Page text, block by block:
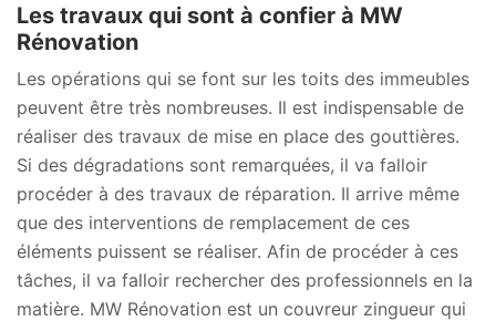
Les travaux qui sont à confier à MW
Rénovation
Les opérations qui se font sur les toits des immeubles
peuvent être très nombreuses. Il est indispensable de
réaliser des travaux de mise en place des gouttières.
Si des dégradations sont remarquées, il va falloir
procéder à des travaux de réparation. Il arrive même
que des interventions de remplacement de ces
éléments puissent se réaliser. Afin de procéder à ces
tâches, il va falloir rechercher des professionnels en la
matière. MW Rénovation est un couvreur zingueur qui